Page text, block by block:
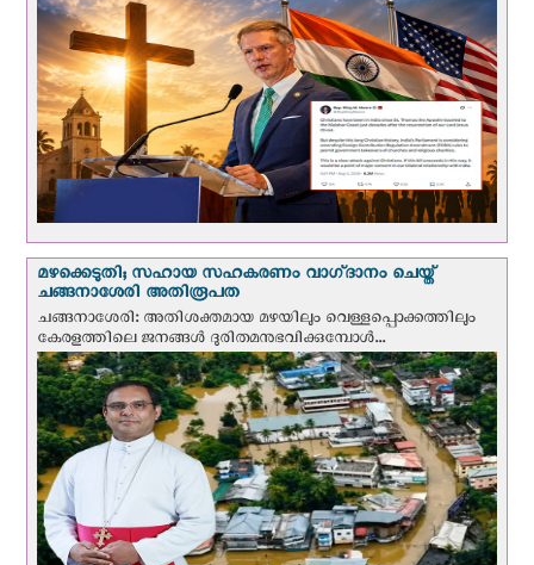
മഴക്കെടുതി; സഹായ സഹകരണം വാഗ്‌ദാനം ചെയ്ത്
ചങ്ങനാശേരി അതിരൂപത
ചങ്ങനാശേരി: അതിശക്തമായ മഴയിലും വെള്ളപ്പൊക്കത്തിലും
കേരളത്തിലെ ജനങ്ങൾ ദുരിതമനുഭവിക്കുമ്പോൾ...